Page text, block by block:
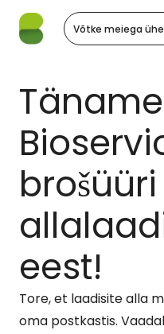
Võtke meiega
brošüüri
eest!
Tore, et laadisite alla
oma postkastis.